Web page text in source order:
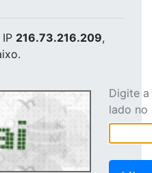
216.73.216.209,
Digite
lado no